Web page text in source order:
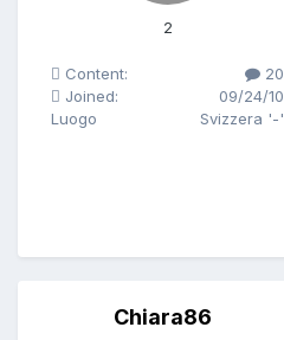
2
Content:
20
Joined:
09/24/10
Luogo
Svizzera '-'
Chiara86